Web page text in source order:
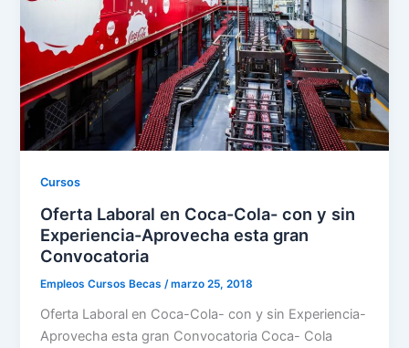
Cursos
Oferta Laboral en Coca-Cola- con y sin
Experiencia-Aprovecha esta gran
Convocatoria
Empleos Cursos Becas /marzo 25, 2018
Oferta Laboral en Coca-Cola- con y sin Experiencia-
Aprovecha esta gran Convocatoria Coca- Cola